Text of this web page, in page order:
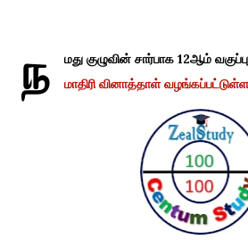
ந
மது குழுவின் சார்பாக 12ஆம்
மாதிரி வினாத்தாள்